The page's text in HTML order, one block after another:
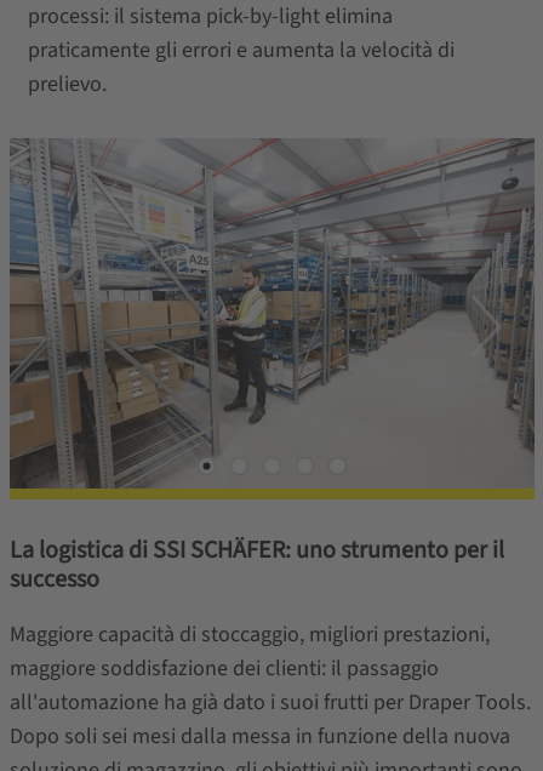
processi: il sistema pick-by-light elimina
praticamente gli errori e aumenta la velocità di
prelievo.
La logistica di SSI SCHÄFER: uno strumento per il
successo
Maggiore capacità di stoccaggio, migliori prestazioni,
maggiore soddisfazione dei clienti: il passaggio
all'automazione ha già dato i suoi frutti per Draper Tools.
Dopo soli sei mesi dalla messa in funzione della nuova